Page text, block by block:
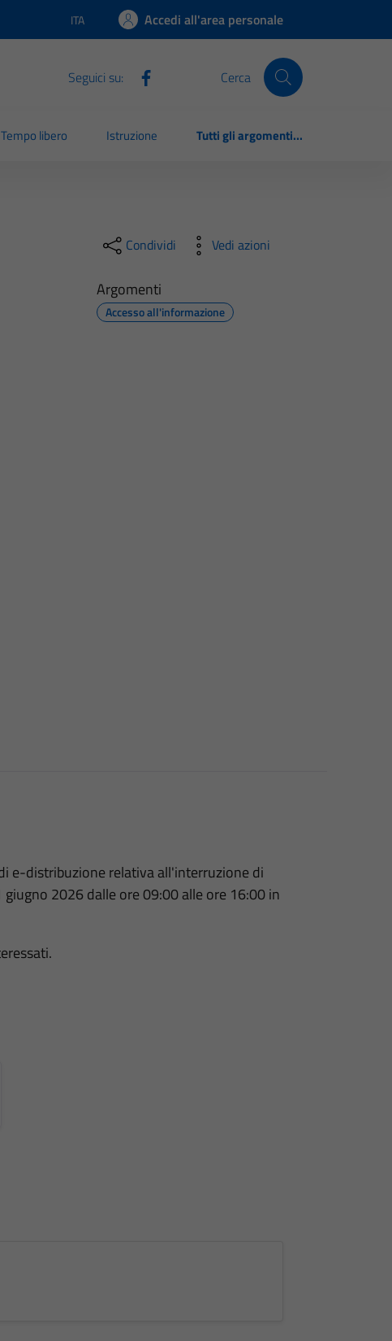
Lingua attiva:
ITA Accedi all'area personale
Seguici su: Cerca
Tempo libero Istruzione Tutti gli argomenti...
Condividi Vedi azioni
Argomenti
Accesso all'informazione
e-distribuzione relativa all'interruzione di
2026 dalle ore 09:00 alle ore 16:00 in